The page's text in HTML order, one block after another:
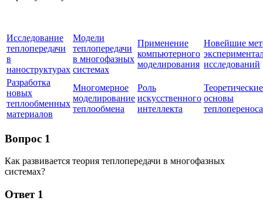
Исследование
теплопередачи
в
наноструктурах
Модели
теплопередачи
в многофазных
системах
Применение
компьютерного
моделирования
Новейшие
исследований
Разработка
новых
теплообменных
материалов
Многомерное
моделирование
теплообмена
Роль
искусственного
интеллекта
Теоретические
основы
теплопереноса
Вопрос 1
Как развивается теория теплопередачи в многофазных
системах?
Ответ 1